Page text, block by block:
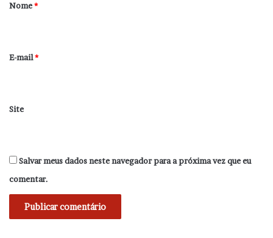
r
*
Nome*
E-mail*
Site
Salvar meus dados neste navegador para a próxima vez que eu
comentar.